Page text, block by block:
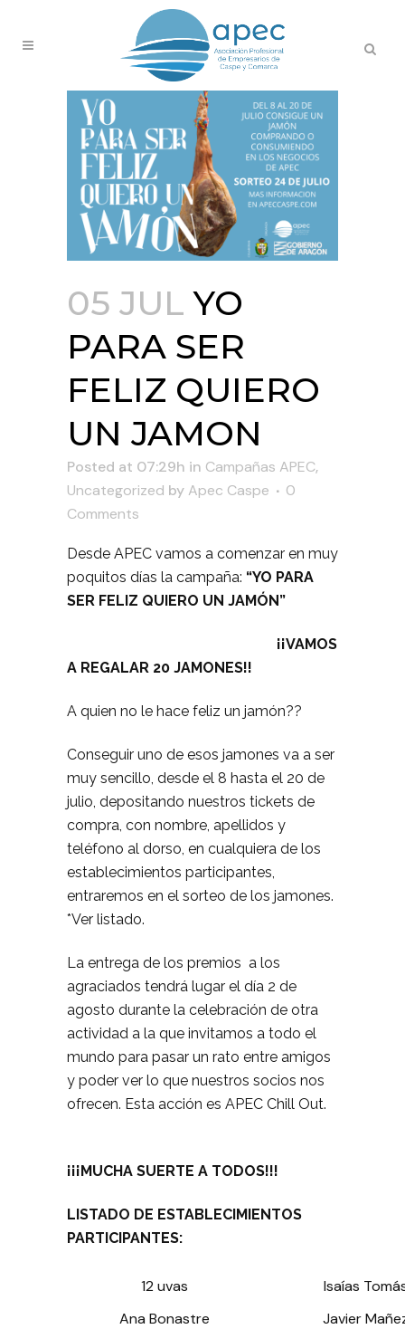
05 JUL YO
PARA SER
FELIZ QUIERO
UN JAMON
Posted at 07:29h in Campañas APEC,
Uncategorized by Apec Caspe
0
Comments
Desde APEC vamos a comenzar en muy
poquitos días la campaña: “YO PARA
SER FELIZ QUIERO UN JAMÓN”
¡¡VAMOS
A REGALAR 20 JAMONES!!
A quien no le hace feliz un jamón??
Conseguir uno de esos jamones va a ser
muy sencillo, desde el 8 hasta el 20 de
julio, depositando nuestros tickets de
compra, con nombre, apellidos y
teléfono al dorso, en cualquiera de los
establecimientos participantes,
entraremos en el sorteo de los jamones.
*Ver listado.
La entrega de los premios a los
agraciados tendrá lugar el día 2 de
agosto durante la celebración de otra
actividad a la que invitamos a todo el
mundo para pasar un rato entre amigos
y poder ver lo que nuestros socios nos
ofrecen. Esta acción es APEC Chill Out.
¡¡¡MUCHA SUERTE A TODOS!!!
LISTADO DE ESTABLECIMIENTOS
PARTICIPANTES:
12 uvas
Isaías
Ana Bonastre
Javier